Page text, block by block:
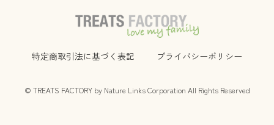
特定商取引法に基づく表記 プライバシーポリシー
© TREATS FACTORY by Nature Links Corporation All Rights Reserved